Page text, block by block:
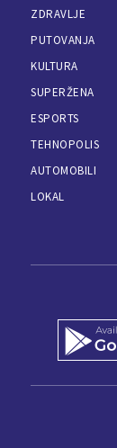
ZDRAVLJE
PUTOVANJA
KULTURA
SUPERŽENA
ESPORTS
TEHNOPOLIS
AUTOMOBILI
LOKAL